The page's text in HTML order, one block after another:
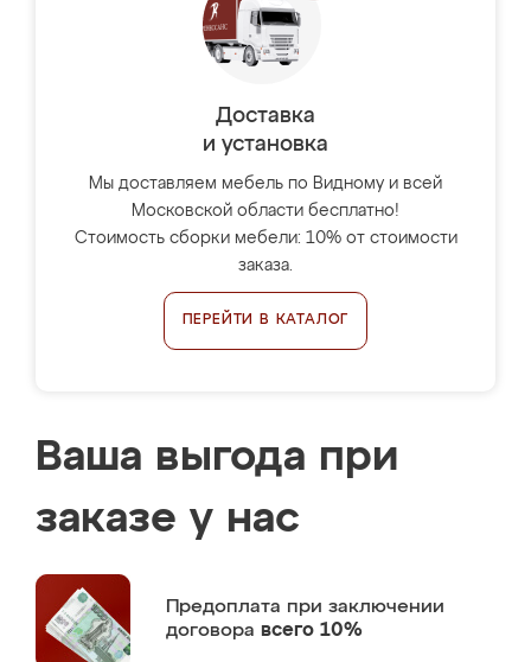
Доставка
и установка
Мы доставляем мебель по Видному и всей
Московской области бесплатно!
Стоимость сборки мебели: 10% от стоимости
заказа.
ПЕРЕЙТИ В КАТАЛОГ
Ваша выгода при
заказе у нас
Предоплата при заключении
договора всего 10%